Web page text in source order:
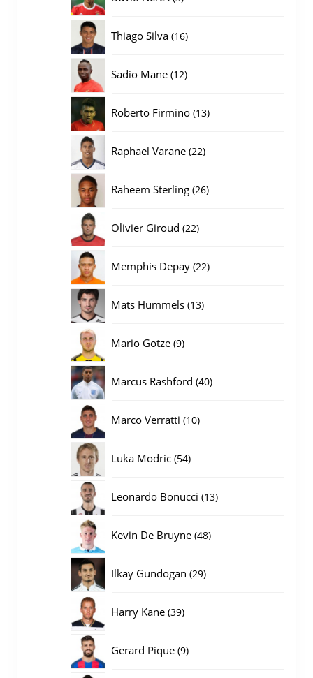
Thiago Silva 1616
Sadio Mane 1212
Roberto Firmino 1313
Raphael Varane 2222
Raheem Sterling 2626
Olivier Giroud 2222
Memphis Depay 2222
Mats Hummels 1313
Mario Gotze 99
Marcus Rashford 4040
Marco Verratti 1010
Luka Modric 5454
Leonardo Bonucci 1313
Kevin De Bruyne 4848
Ilkay Gundogan 2929
Harry Kane 3939
Gerard Pique 99